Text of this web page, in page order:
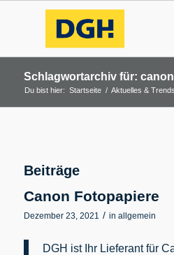
Schlagwortarchiv für:
Du bist hier: Startseite / Aktuelles & Trends
Beiträge
Canon Fotopapiere
Dezember 23, 2021 / in allgemein
DGH ist Ihr Lieferant für